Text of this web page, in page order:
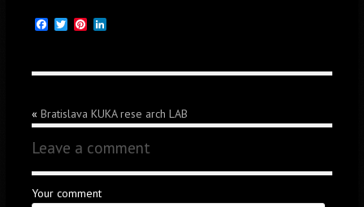
Facebook
TwitterPinterest
LinkedIn
« Bratislava KUKA rese arch LAB
Leave a comment
Your comment